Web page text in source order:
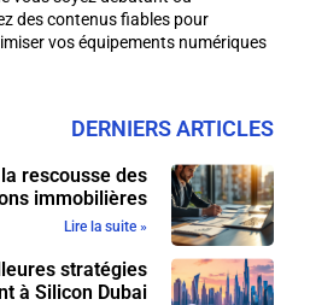
des contenus fiables pour
vos équipements numériques
DERNIERS ARTICLES
rescousse des
immobilières
Lire la suite »
stratégies
à Silicon Dubai